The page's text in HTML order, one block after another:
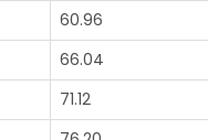
60.96
66.04
71.12